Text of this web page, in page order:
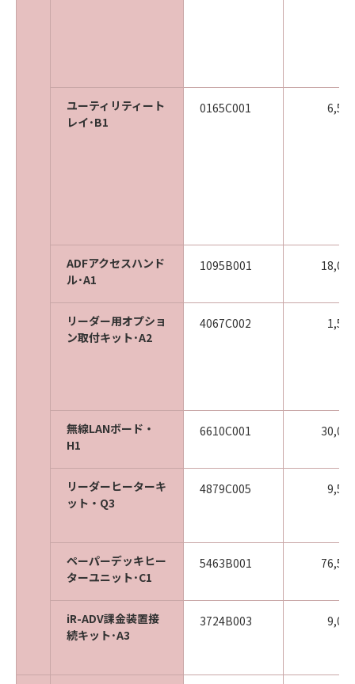
ユーティリティート
レイ･B1
0165C001
ADFアクセスハンド
ル･A1
1095B001
リーダー用オプショ
ン取付キット･A2
4067C002
無線LANボード・
H1
6610C001
リーダーヒーターキ
ット・Q3
4879C005
ペーパーデッキヒー
ターユニット･C1
5463B001
iR-ADV課金装置接
続キット･A3
3724B003